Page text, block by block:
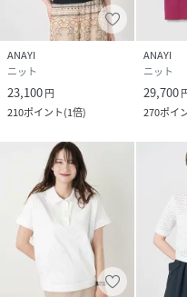
品番
(
ANAYI
ニット
23,100円
210ポイント(1倍)
ANAYI
ニット
29,700
270ポイ